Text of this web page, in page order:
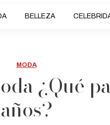
BELLEZA
MODA
¿Qué
años?